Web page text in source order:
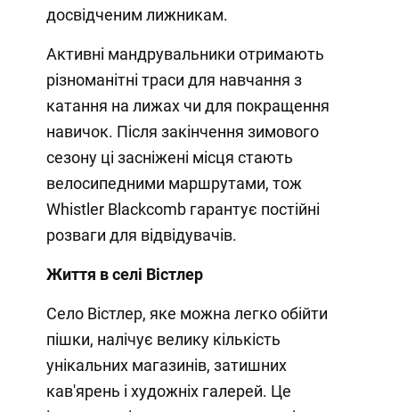
досвідченим лижникам.
Активні мандрувальники отримають
різноманітні траси для навчання з
катання на лижах чи для покращення
навичок. Після закінчення зимового
сезону ці засніжені місця стають
велосипедними маршрутами, тож
Whistler Blackcomb гарантує постійні
розваги для відвідувачів.
Життя в селі Вістлер
Село Вістлер, яке можна легко обійти
пішки, налічує велику кількість
унікальних магазинів, затишних
кав'ярень і художніх галерей. Це